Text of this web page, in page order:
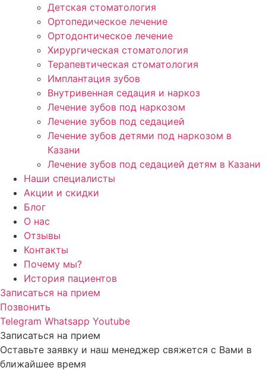
Детская стоматология
Ортопедическое лечение
Ортодонтическое лечение
Хирургическая стоматология
Терапевтическая стоматология
Имплантация зубов
Внутривенная седация и наркоз
Лечение зубов под наркозом
Лечение зубов под седацией
Лечение зубов детями под наркозом в
Казани
Лечение зубов под седацией детям в Казани
Наши специалисты
Акции и скидки
Блог
О нас
Отзывы
Контакты
Почему мы?
История пациентов
Записаться на прием
Позвонить
Telegram Whatsapp Youtube
Записаться на прием
Оставьте заявку и наш менеджер свяжется с Вами в
ближайшее время